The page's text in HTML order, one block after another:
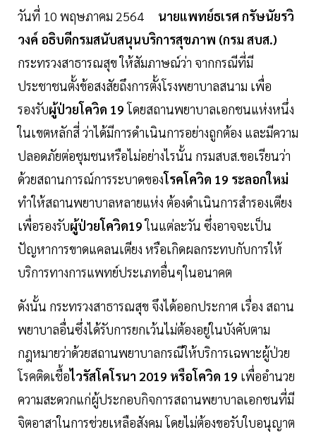
วันที่ 10 พฤษภาคม 2564 นายแพทย์ธเรศ กรัษนัยรวิ
วงค์ อธิบดีกรมสนับสนุนบริการสุขภาพ (กรม สบส.)
กระทรวงสาธารณสุข ให้สัมภาษณ์ว่า จากกรณีที่มี
ประชาชนตั้งข้อสงสัยถึงการตั้งโรงพยาบาลสนาม เพื่อ
รองรับผู้ป่วยโควิด 19โดยสถานพยาบาลเอกชนแห่งหนึ่ง
ในเขตหลักสี่ ว่าได้มีการดำเนินการอย่างถูกต้อง และมีความ
ปลอดภัยต่อชุมชนหรือไม่อย่างไรนั้น กรมสบส.ขอเรียนว่า
ด้วยสถานการณ์การระบาดของโรคโควิด 19 ระลอกใหม่
ทำให้สถานพยาบาลหลายแห่ง ต้องดำเนินการสำรองเตียง
เพื่อรองรับผู้ป่วยโควิด19ในแต่ละวัน ซึ่งอาจจะเป็น
ปัญหาการขาดแคลนเตียง หรือเกิดผลกระทบกับการให้
บริการทางการแพทย์ประเภทอื่นๆในอนาคต
ดังนั้น กระทรวงสาธารณสุข จึงได้ออกประกาศ เรื่อง สถาน
พยาบาลอื่นซึ่งได้รับการยกเว้นไม่ต้องอยู่ในบังคับตาม
กฎหมายว่าด้วยสถานพยาบาลกรณีให้บริการเฉพาะผู้ป่วย
โรคติดเชื้อไวรัสโคโรนา 2019 หรือโควิด 19 เพื่ออำนวย
ความสะดวกแก่ผู้ประกอบกิจการสถานพยาบาลเอกชนที่มี
จิตอาสาในการช่วยเหลือสังคม โดยไม่ต้องขอรับใบอนุญาต